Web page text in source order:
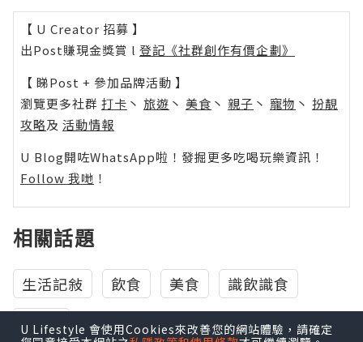
【 U Creator 招募 】
出Post賺現金獎賞 l 登記《社群創作有價企劃》
【 睇Post + 參加品牌活動 】
瀏覽更多社群 打卡 丶 旅遊 丶 美食 丶 親子 丶 寵物 丶 扮靚
攻略及 活動情報
U Blog開咗WhatsApp啦！發掘更多吃喝玩樂資訊！
Follow 我哋 ！
相關話題
生活記敍 飲食 美食
識飲識食
Pizza
U Lifestyle 會使用Cookies來改善您的網站體驗，請確定